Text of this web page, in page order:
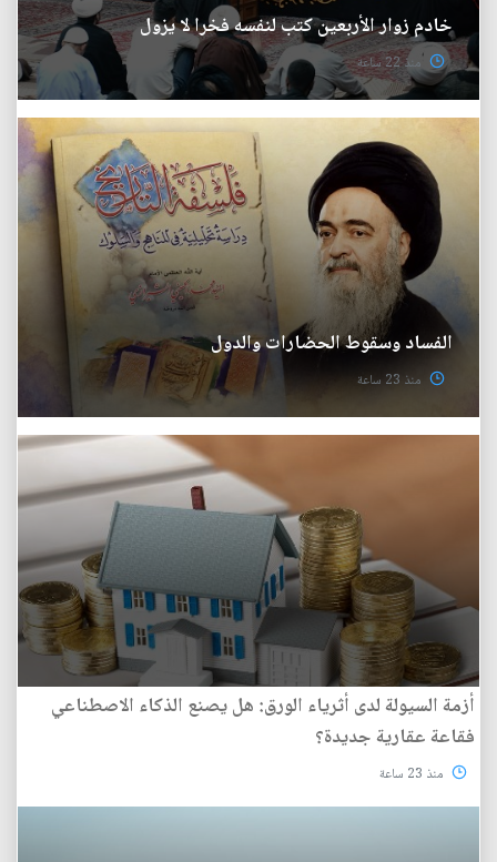
خادم زوار الأربعين كتب لنفسه فخرا لا يزول
منذ 22 ساعة
الفساد وسقوط الحضارات والدول
منذ 23 ساعة
أزمة السيولة لدى أثرياء الورق: هل يصنع الذكاء الاصطناعي
فقاعة عقارية جديدة؟
منذ 23 ساعة